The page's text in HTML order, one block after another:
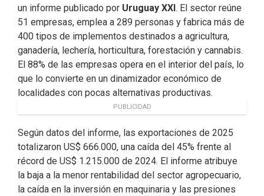
un informe publicado por Uruguay XXI. El sector reúne
51 empresas, emplea a 289 personas y fabrica más de
400 tipos de implementos destinados a agricultura,
ganadería, lechería, horticultura, forestación y cannabis.
El 88% de las empresas opera en el interior del país, lo
que lo convierte en un dinamizador económico de
localidades con pocas alternativas productivas.
PUBLICIDAD
Según datos del informe, las exportaciones de 2025
totalizaron US$ 666.000, una caída del 45% frente al
récord de US$ 1.215.000 de 2024. El informe atribuye
la baja a la menor rentabilidad del sector agropecuario,
la caída en la inversión en maquinaria y las presiones